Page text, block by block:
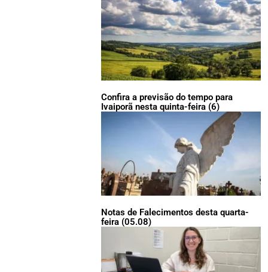
Confira a previsão do tempo para
Ivaiporã nesta quinta-feira (6)
Notas de Falecimentos desta quarta-
feira (05.08)